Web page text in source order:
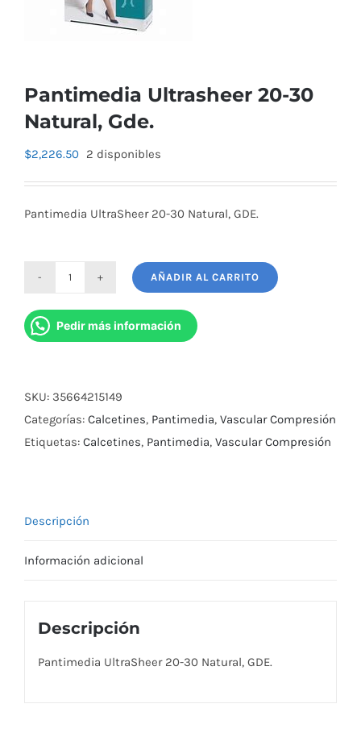
Pantimedia Ultrasheer 20-30
Natural, Gde.
$2,226.50 2 disponibles
Pantimedia UltraSheer 20-30 Natural, GDE.
Ultrasheer
20-
Gde.
cantidad
AÑADIR AL CARRITO
Pedir más información
SKU: 35664215149
Categorías: Calcetines, Pantimedia, Vascular Compresión
Etiquetas: Calcetines, Pantimedia, Vascular Compresión
Descripción
Información adicional
Descripción
Pantimedia UltraSheer 20-30 Natural, GDE.